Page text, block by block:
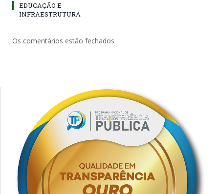
EDUCAÇÃO E
INFRAESTRUTURA
Os comentários estão fechados.